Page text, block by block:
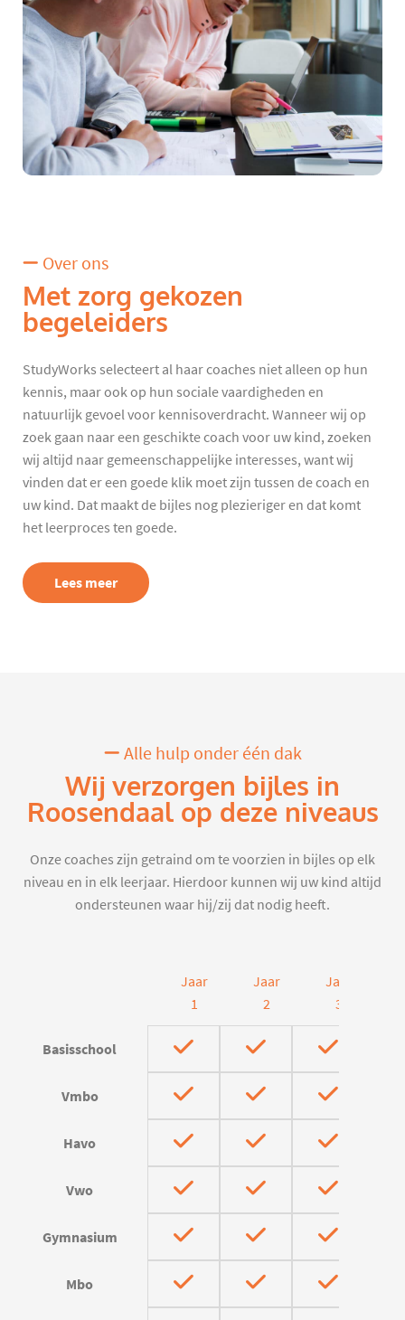
Over ons
Met zorg gekozen
begeleiders
StudyWorks selecteert al haar coaches niet alleen op hun
kennis, maar ook op hun sociale vaardigheden en
natuurlijk gevoel voor kennisoverdracht. Wanneer wij op
zoek gaan naar een geschikte coach voor uw kind, zoeken
wij altijd naar gemeenschappelijke interesses, want wij
vinden dat er een goede klik moet zijn tussen de coach en
uw kind. Dat maakt de bijles nog plezieriger en dat komt
het leerproces ten goede.
Lees meer
Alle hulp onder één dak
Wij verzorgen bijles in
Roosendaal op deze niveaus
Onze coaches zijn getraind om te voorzien in bijles op elk
niveau en in elk leerjaar. Hierdoor kunnen wij uw kind altijd
ondersteunen waar hij/zij dat nodig heeft.
Jaar
1
Jaar
2
Jaar
3
Basisschool
Vmbo
Havo
Vwo
Gymnasium
Mbo